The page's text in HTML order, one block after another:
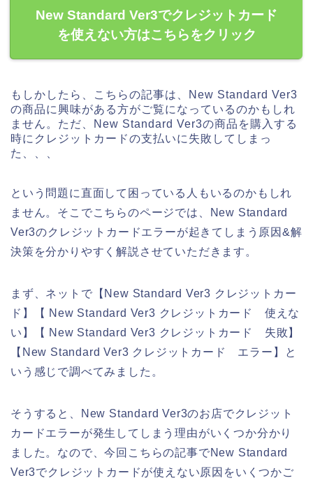
New Standard Ver3でクレジットカード
を使えない方はこちらをクリック
もしかしたら、こちらの記事は、New Standard Ver3
の商品に興味がある方がご覧になっているのかもしれ
ません。ただ、New Standard Ver3の商品を購入する
時にクレジットカードの支払いに失敗してしまっ
た、、、
という問題に直面して困っている人もいるのかもしれ
ません。そこでこちらのページでは、New Standard
Ver3のクレジットカードエラーが起きてしまう原因&解
決策を分かりやすく解説させていただきます。
まず、ネットで【New Standard Ver3 クレジットカー
ド】【 New Standard Ver3 クレジットカード 使えな
い】【 New Standard Ver3 クレジットカード 失敗】
【New Standard Ver3 クレジットカード エラー】と
いう感じで調べてみました。
そうすると、New Standard Ver3のお店でクレジット
カードエラーが発生してしまう理由がいくつか分かり
ました。なので、今回こちらの記事でNew Standard
Ver3でクレジットカードが使えない原因をいくつかご